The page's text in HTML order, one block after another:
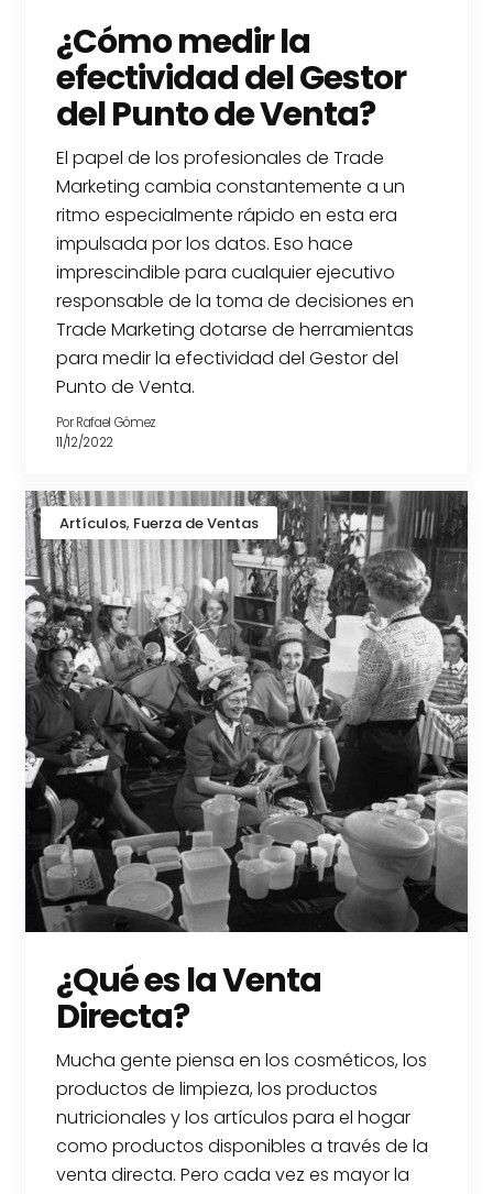
¿Cómo medir la
efectividad del Gestor
del Punto de Venta?
El papel de los profesionales de Trade
Marketing cambia constantemente a un
ritmo especialmente rápido en esta era
impulsada por los datos. Eso hace
imprescindible para cualquier ejecutivo
responsable de la toma de decisiones en
Trade Marketing dotarse de herramientas
para medir la efectividad del Gestor del
Punto de Venta.
PorRafael Gómez
11/12/2022
Artículos, Fuerza de Ventas
¿Qué es la Venta
Directa?
Mucha gente piensa en los cosméticos, los
productos de limpieza, los productos
nutricionales y los artículos para el hogar
como productos disponibles a través de la
venta directa. Pero cada vez es mayor la